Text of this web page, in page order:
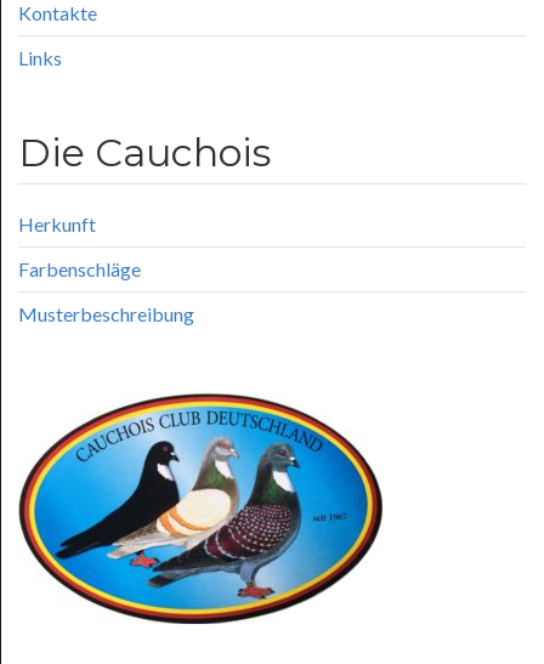
Kontakte
Links
Die Cauchois
Herkunft
Farbenschläge
Musterbeschreibung